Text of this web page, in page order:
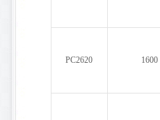
PC2620 1600